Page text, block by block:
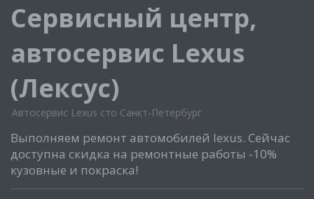
Сервисный центр,
автосервис Lexus
(Лексус)
Автосервис Lexus сто Санкт-Петербург
Выполняем ремонт автомобилей lexus. Сейчас
доступна скидка на ремонтные работы -10%
кузовные и покраска!